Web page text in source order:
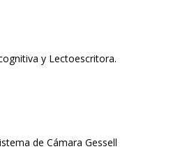
y Lectoescritora.
de Cámara Gessell